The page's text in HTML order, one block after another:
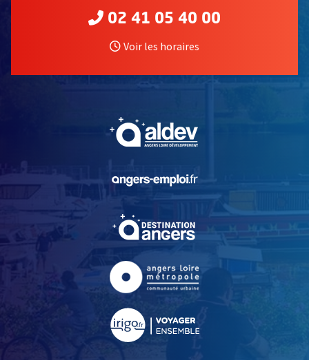
02 41 05 40 00
Voir les horaires
, Ouvre une nouvelle
, Ouvre une nouvelle